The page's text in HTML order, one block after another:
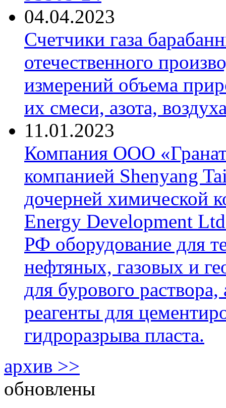
04.04.2023
Счетчики газа
отечественного
измерений объема
их смеси, азота,
11.01.2023
Компания ООО
компанией Shenyang
дочерней химической
Energy Development
РФ оборудование для
нефтяных, газовых и
для бурового
реагенты для
гидроразрыва пласта.
архив >>
обновлены